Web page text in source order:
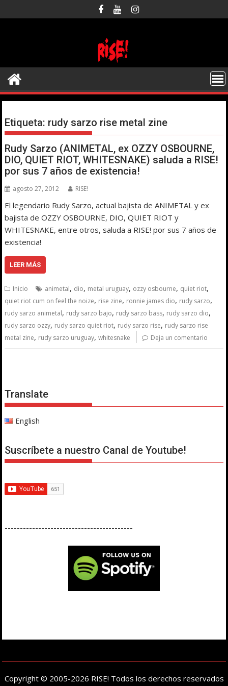
al
Etiqueta: rudy sarzo rise metal zine
Rudy Sarzo (ANIMETAL, ex OZZY OSBOURNE,
DIO, QUIET RIOT, WHITESNAKE) saluda a RISE!
por sus 7 años de existencia!
agosto 27, 2012 RISE!
El legendario Rudy Sarzo, actual bajista de ANIMETAL y ex
bajista de OZZY OSBOURNE, DIO, QUIET RIOT y
WHITESNAKE, entre otros, saluda a RISE! por sus 7 años de
existencia!
LEER MÁS
Inicio animetal, dio, metal uruguay, ozzy osbourne, quiet riot,
quiet riot cum on feel the noize, rise zine, ronnie james dio, rudy sarzo,
rudy sarzo animetal, rudy sarzo bajo, rudy sarzo bass, rudy sarzo dio,
rudy sarzo ozzy, rudy sarzo quiet riot, rudy sarzo rise, rudy sarzo rise
metal zine, rudy sarzo uruguay,whitesnake Deja un comentario
Translate
English
Suscríbete a nuestro Canal de Youtube!
------------------------------------------
Copyright © 2005-2026 RISE! Todos los derechos reservados